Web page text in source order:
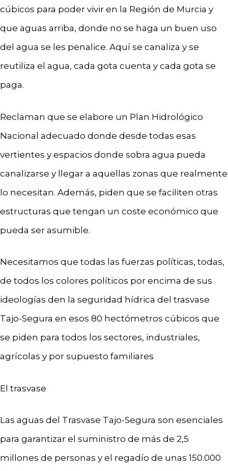
cúbicos para poder vivir en la Región de Murcia y
que aguas arriba, donde no se haga un buen uso
del agua se les penalice. Aquí se canaliza y se
reutiliza el agua, cada gota cuenta y cada gota se
paga.
Reclaman que se elabore un Plan Hidrológico
Nacional adecuado donde desde todas esas
vertientes y espacios donde sobra agua pueda
canalizarse y llegar a aquellas zonas que realmente
lo necesitan. Además, piden que se faciliten otras
estructuras que tengan un coste económico que
pueda ser asumible.
Necesitamos que todas las fuerzas políticas, todas,
de todos los colores políticos por encima de sus
ideologías den la seguridad hídrica del trasvase
Tajo-Segura en esos 80 hectómetros cúbicos que
se piden para todos los sectores, industriales,
agrícolas y por supuesto familiares
El trasvase
Las aguas del Trasvase Tajo-Segura son esenciales
para garantizar el suministro de más de 2,5
millones de personas y el regadío de unas 150.000